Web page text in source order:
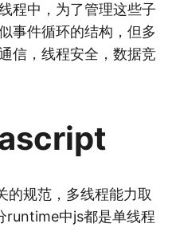
程中，为了管理这些子
事件循环的结构，但多
信，线程安全，数据竞
的规范，多线程能力取
runtime中js都是单线程